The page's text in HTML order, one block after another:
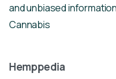
and unbiased
Cannabis
Hemppedia